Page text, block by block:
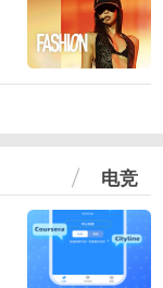
电竞